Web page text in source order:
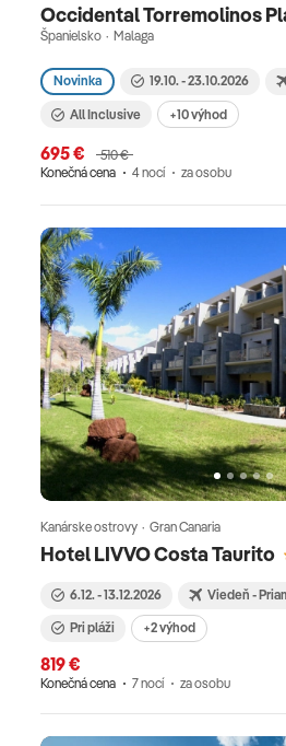
Occidental Torremolinos
Španielsko · Malaga
Novinka 19.10. - 23.10.2026
All Inclusive +10 výhod
695 €
510 €
Konečná cena
4 nocí za osobu
Hotel LIVVO Costa Taurito
Kanárske ostrovy · Gran Canaria
6.12. - 13.12.2026 Viedeň -
Pri pláži
+2 výhod
819 €
Konečná cena 7 nocí za osobu